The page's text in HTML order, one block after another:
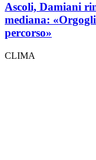
Ascoli, Damiani
mediana:
percorso»
CLIMA